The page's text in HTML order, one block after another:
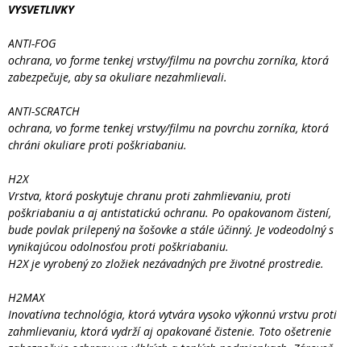
VYSVETLIVKY
ANTI-FOG
ochrana, vo forme tenkej vrstvy/filmu na povrchu zorníka, ktorá
zabezpečuje, aby sa okuliare nezahmlievali.
ANTI-SCRATCH
ochrana, vo forme tenkej vrstvy/filmu na povrchu zorníka, ktorá
chráni okuliare proti poškriabaniu.
H2X
Vrstva, ktorá poskytuje chranu proti zahmlievaniu, proti
poškriabaniu a aj antistatickú ochranu. Po opakovanom čistení,
bude povlak prilepený na šošovke a stále účinný. Je vodeodolný s
vynikajúcou odolnosťou proti poškriabaniu.
H2X je vyrobený zo zložiek nezávadných pre životné prostredie.
H2MAX
Inovatívna technológia, ktorá vytvára vysoko výkonnú vrstvu proti
zahmlievaniu, ktorá vydrží aj opakované čistenie. Toto ošetrenie